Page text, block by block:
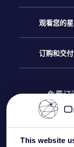
This website
联系我们
博客
评论
Online Star
OSR 礼物包
OSR 礼物
公司礼品
观看您的
Online Star
个性化的
One
订购和交付
付款信息
配送信息
免费订